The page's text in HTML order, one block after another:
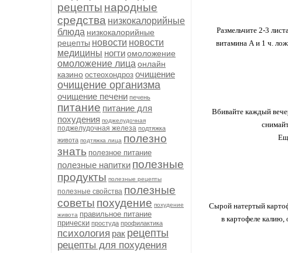
рецепты народные
средства низкокалорийные
блюда низкокалорийные
рецепты новости новости
медицины ногтиомоложение
омоложение лица онлайн
казино остеохондроз очищение
очищение организма
очищение печени печень
питание питание для
похудения поджелудочная
поджелудочная железа подтяжка
живота подтяжка лица полезно
знать полезное питание
полезные напитки полезные
продукты полезные рецепты
полезные свойства полезные
советы похудение похудение
живота правильное питание
прически простуда профилактика
психология рак рецепты
рецепты для похудения
Размельчите 2-3
витамина А и 1 ч.
Вбивайте каждый
Сырой натертый
в картофеле калию,